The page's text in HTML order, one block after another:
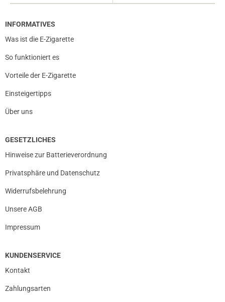
INFORMATIVES
Was ist die E-Zigarette
So funktioniert es
Vorteile der E-Zigarette
Einsteigertipps
Über uns
GESETZLICHES
Hinweise zur Batterieverordnung
Privatsphäre und Datenschutz
Widerrufsbelehrung
Unsere AGB
Impressum
KUNDENSERVICE
Kontakt
Zahlungsarten